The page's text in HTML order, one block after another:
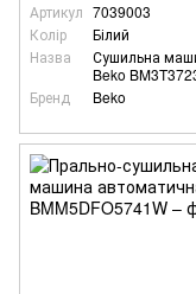
Артикул 7039003
Колір
Білий
Назва
Сушильна
Beko
Бренд
Beko